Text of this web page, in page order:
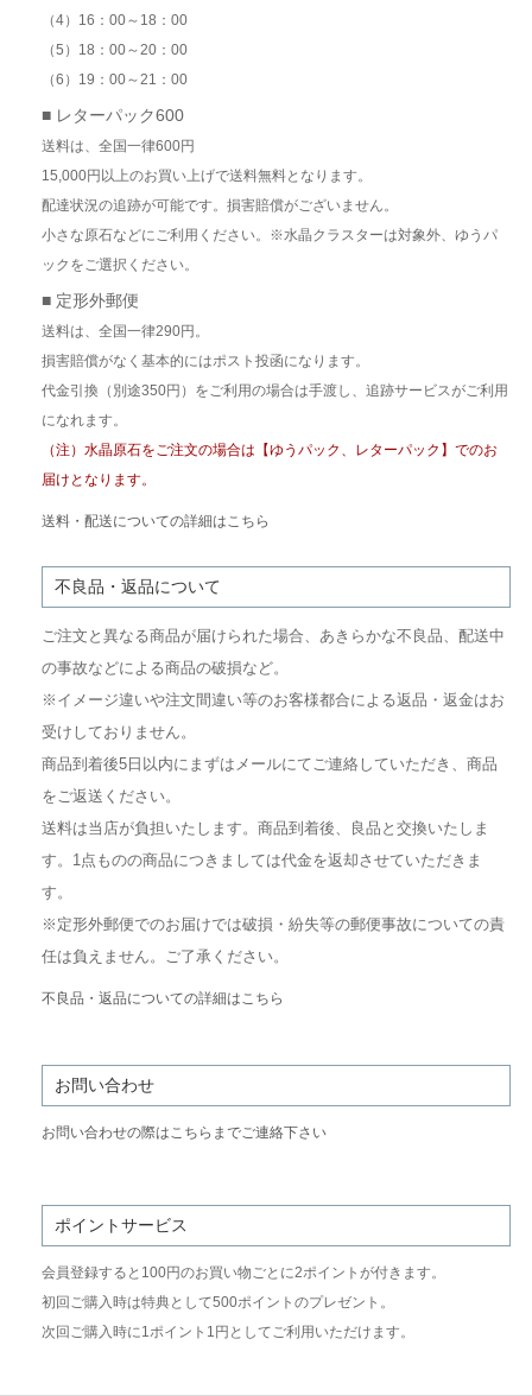
（4）16：00～18：00
（5）18：00～20：00
（6）19：00～21：00
■ レターパック600
送料は、全国一律600円
15,000円以上のお買い上げで送料無料となります。
配達状況の追跡が可能です。損害賠償がございません。
小さな原石などにご利用ください。※水晶クラスターは対象外、ゆうパ
ックをご選択ください。
■ 定形外郵便
送料は、全国一律290円。
損害賠償がなく基本的にはポスト投函になります。
代金引換（別途350円）をご利用の場合は手渡し、追跡サービスがご利用
になれます。
（注）水晶原石をご注文の場合は【ゆうパック、レターパック】でのお
届けとなります。
送料・配送についての詳細はこちら
不良品・返品について
ご注文と異なる商品が届けられた場合、あきらかな不良品、配送中
の事故などによる商品の破損など。
※イメージ違いや注文間違い等のお客様都合による返品・返金はお
受けしておりません。
商品到着後5日以内にまずはメールにてご連絡していただき、商品
をご返送ください。
送料は当店が負担いたします。商品到着後、良品と交換いたしま
す。1点ものの商品につきましては代金を返却させていただきま
す。
※定形外郵便でのお届けでは破損・紛失等の郵便事故についての責
任は負えません。ご了承ください。
不良品・返品についての詳細はこちら
お問い合わせ
お問い合わせの際はこちらまでご連絡下さい
ポイントサービス
会員登録すると100円のお買い物ごとに2ポイントが付きます。
初回ご購入時は特典として500ポイントのプレゼント。
次回ご購入時に1ポイント1円としてご利用いただけます。